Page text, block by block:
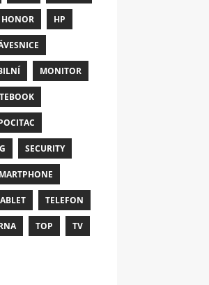
HONOR HP
MONITOR
SECURITY
TELEFON
TOP TV